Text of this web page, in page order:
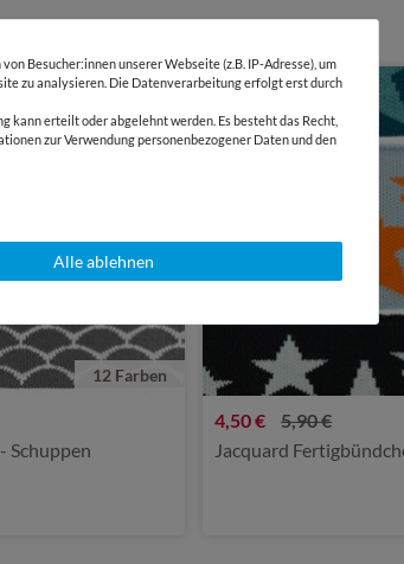
12 Farben
Schuppen
-24 %
4,50 €
5,90 €
Jacquard
Besucher:innen unserer Webseite (z.B. IP-Adresse), um
zu analysieren. Die Datenverarbeitung erfolgt erst durch
erteilt oder abgelehnt werden. Es besteht das Recht,
zur Verwendung personenbezogener Daten und den
Alle ablehnen